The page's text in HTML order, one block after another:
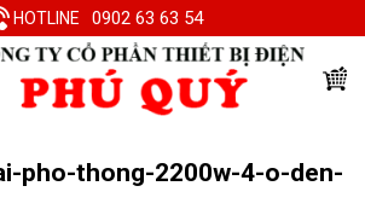
HOTLINE 0902 63 63 54
pho-thong-2200w-4-o-den-